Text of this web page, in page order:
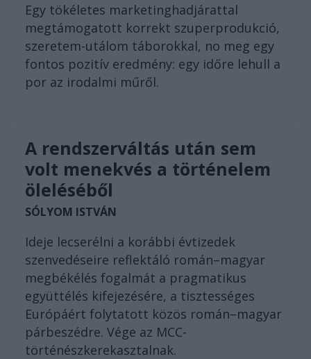
Egy tökéletes marketinghadjárattal
megtámogatott korrekt szuperprodukció,
szeretem-utálom táborokkal, no meg egy
fontos pozitív eredmény: egy időre lehull a
por az irodalmi műről.
A rendszerváltás után sem
volt menekvés a történelem
öleléséből
SÓLYOM ISTVÁN
Ideje lecserélni a korábbi évtizedek
szenvedéseire reflektáló román–magyar
megbékélés fogalmát a pragmatikus
együttélés kifejezésére, a tisztességes
Európáért folytatott közös román–magyar
párbeszédre. Vége az MCC-
történészkerekasztalnak.